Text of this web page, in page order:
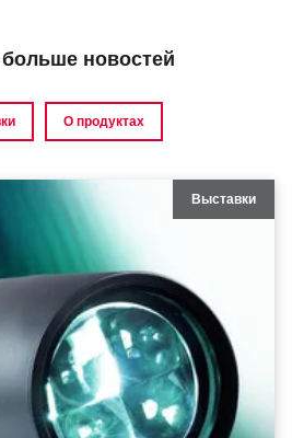
больше новостей
О продуктах
Выставки